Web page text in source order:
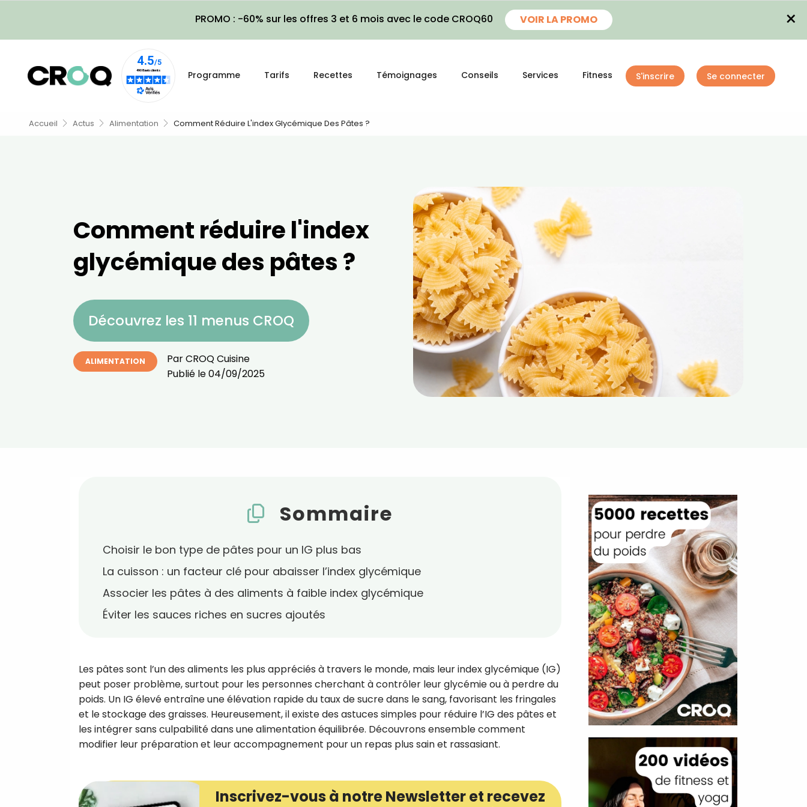
PROMO : -60% sur les offres 3 et 6 mois avec le code CROQ60 VOIR LA PROMO ×
Programme Tarifs Recettes Témoignages Conseils Services Fitness S'inscrire Se connecter
Accueil Actus Alimentation Comment Réduire L'index Glycémique Des Pâtes ?
Comment réduire l'index
glycémique des pâtes ?
Découvrez les 11 menus CROQ
ALIMENTATION ParCROQ Cuisine
Publié le04/09/2025
Sommaire
Choisir le bon type de pâtes pour un IG plus bas
La cuisson : un facteur clé pour abaisser l’index glycémique
Associer les pâtes à des aliments à faible index glycémique
Éviter les sauces riches en sucres ajoutés
Les pâtes sont l’un des aliments les plus appréciés à travers le monde, mais leur index glycémique (IG)
peut poser problème, surtout pour les personnes cherchant à contrôler leur glycémie ou à perdre du
poids. Un IG élevé entraîne une élévation rapide du taux de sucre dans le sang, favorisant les fringales
et le stockage des graisses. Heureusement, il existe des astuces simples pour réduire l’IG des pâtes et
les intégrer sans culpabilité dans une alimentation équilibrée. Découvrons ensemble comment
modifier leur préparation et leur accompagnement pour un repas plus sain et rassasiant.
Inscrivez-vous à notre Newsletter et recevez